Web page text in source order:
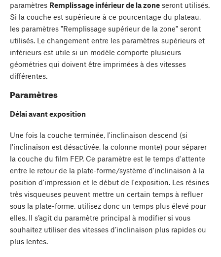
paramètres Remplissage inférieur de la zone seront utilisés.
Si la couche est supérieure à ce pourcentage du plateau,
les paramètres "Remplissage supérieur de la zone" seront
utilisés. Le changement entre les paramètres supérieurs et
inférieurs est utile si un modèle comporte plusieurs
géométries qui doivent être imprimées à des vitesses
différentes.
Paramètres
Délai avant exposition
Une fois la couche terminée, l'inclinaison descend (si
l'inclinaison est désactivée, la colonne monte) pour séparer
la couche du film FEP. Ce paramètre est le temps d'attente
entre le retour de la plate-forme/système d'inclinaison à la
position d'impression et le début de l'exposition. Les résines
très visqueuses peuvent mettre un certain temps à refluer
sous la plate-forme, utilisez donc un temps plus élevé pour
elles. Il s’agit du paramètre principal à modifier si vous
souhaitez utiliser des vitesses d’inclinaison plus rapides ou
plus lentes.